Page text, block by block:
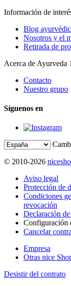
Información de
Blog
Nosotros y el
Retirada de
Acerca de Ayurveda
Contacto
Nuestro grupo
Síguenos en
© 2010-2026
Aviso legal
Protección de
Condiciones
revocación
Declaración
Configuración
Cancelar
Empresa
Otras nice
Desistir del contrato